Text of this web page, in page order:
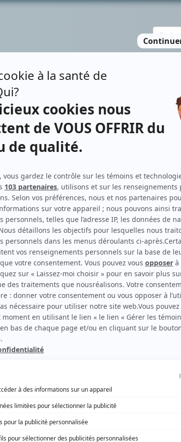
Personnages
Watatatow(Noémie Ferland )
à son petit écran. Celui qu’on surnomme parfois
Sa spécialité: la télé québécoise. On peut l’entendre